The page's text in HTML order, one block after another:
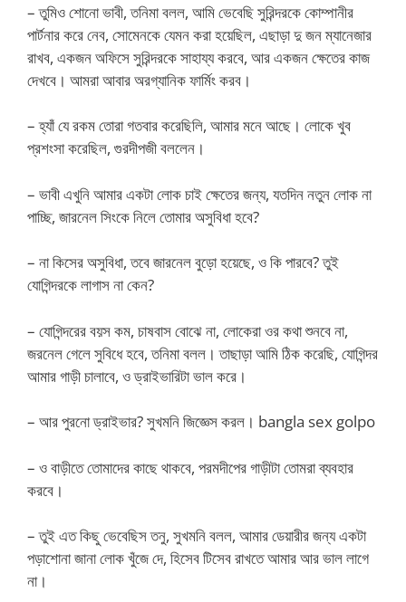
– তুমিও শোনো ভাবী, তনিমা বলল, আমি ভেবেছি সুরিন্দরকে কোম্পানীর
পার্টনার করে নেব, সোমেনকে যেমন করা হয়েছিল, এছাড়া দু জন ম্যানেজার
রাখব, একজন অফিসে সুরিন্দরকে সাহায্য করবে, আর একজন ক্ষেতের কাজ
দেখবে। আমরা আবার অরগ্যানিক ফার্মিং করব।
– হ্যাঁ যে রকম তোরা গতবার করেছিলি, আমার মনে আছে। লোকে খুব
প্রশংসা করেছিল, গুরদীপজী বললেন।
– ভাবী এখুনি আমার একটা লোক চাই ক্ষেতের জন্য, যতদিন নতুন লোক না
পাচ্ছি, জারনেল সিংকে নিলে তোমার অসুবিধা হবে?
– না কিসের অসুবিধা, তবে জারনেল বুড়ো হয়েছে, ও কি পারবে? তুই
যোগিন্দরকে লাগাস না কেন?
– যোগিন্দরের বয়স কম, চাষবাস বোঝে না, লোকেরা ওর কথা শুনবে না,
জরনেল গেলে সুবিধে হবে, তনিমা বলল। তাছাড়া আমি ঠিক করেছি, যোগিন্দর
আমার গাড়ী চালাবে, ও ড্রাইভারিটা ভাল করে।
– আর পুরনো ড্রাইভার? সুখমনি জিজ্ঞেস করল। bangla sex golpo
– ও বাড়ীতে তোমাদের কাছে থাকবে, পরমদীপের গাড়ীটা তোমরা ব্যবহার
করবে।
– তুই এত কিছু ভেবেছিস তনু, সুখমনি বলল, আমার ডেয়ারীর জন্য একটা
পড়াশোনা জানা লোক খুঁজে দে, হিসেব টিসেব রাখতে আমার আর ভাল লাগে
না।